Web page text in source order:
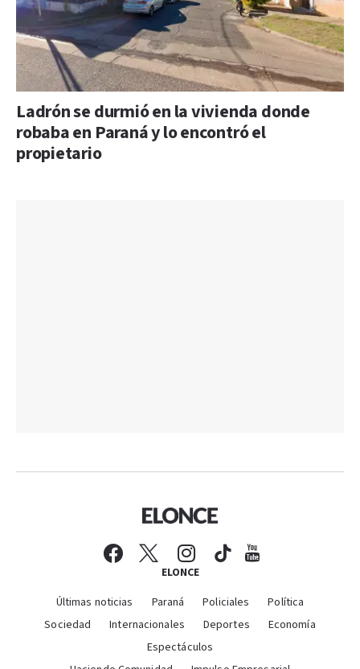
Ladrón se durmió en la vivienda donde
robaba en Paraná y lo encontró el
propietario
ELONCE
Últimas noticias Paraná Policiales
Política
Sociedad
Internacionales Deportes
Economía
Espectáculos